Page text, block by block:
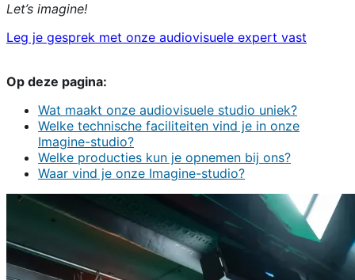
Let’s imagine!
Leg je gesprek met onze audiovisuele expert vast
Op deze pagina:
Wat maakt onze audiovisuele studio uniek?
Welke technische faciliteiten vind je in onze
Imagine-studio?
Welke producties kun je opnemen bij ons?
Waar vind je onze Imagine-studio?